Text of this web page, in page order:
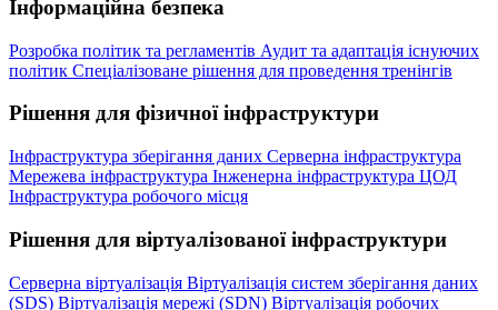
Інформаційна безпека
Розробка політик та регламентів Аудит та адаптація існуючих
політик Спеціалізоване рішення для проведення тренінгів
Рішення для фізичної інфраструктури
Інфраструктура зберігання даних Серверна інфраструктура
Мережева інфраструктура Інженерна інфраструктура ЦОД
Інфраструктура робочого місця
Рішення для віртуалізованої інфраструктури
Серверна віртуалізація Віртуалізація систем зберігання даних
(SDS) Віртуалізація мережі (SDN) Віртуалізація робочих